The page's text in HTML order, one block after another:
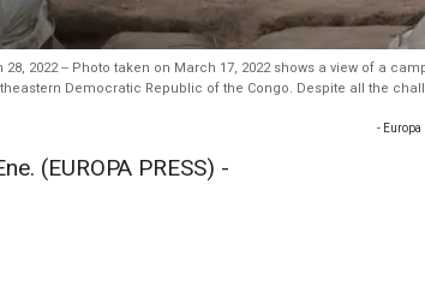
28, 2022 -- Photo taken on March 17, 2022 shows a view of a
Democratic Republic of the Congo. Despite all the
-
(EUROPA PRESS) -